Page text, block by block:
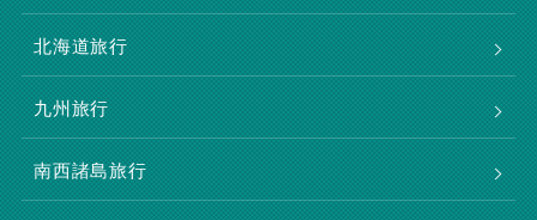
北海道旅行
九州旅行
南西諸島旅行